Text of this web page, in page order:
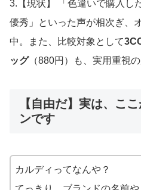
3.【現状】 「色違いで購入し
優秀」といった声が相次ぎ、
中。また、比較対象として
ッグ（880円）も、実用重視
【自由だ】実は、こ
ンです
カルディってなんや？